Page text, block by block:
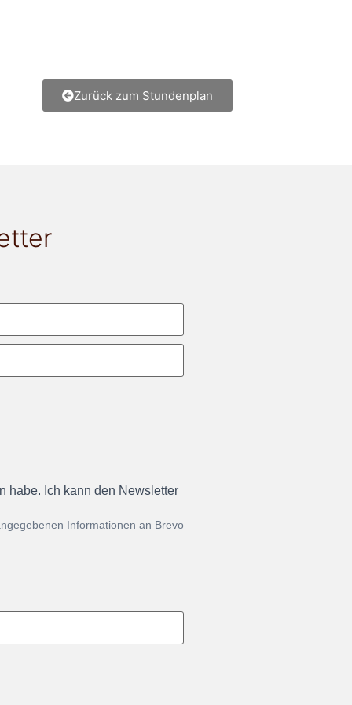
Zurück zum Stundenplan
habe. Ich kann den Newsletter
Informationen an Brevo